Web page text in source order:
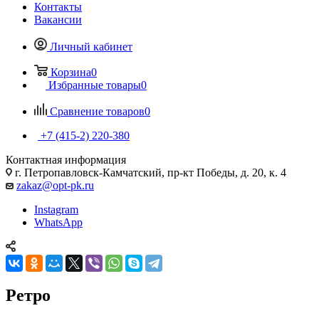
Контакты
Вакансии
Личный кабинет
Корзина0
Избранные товары0
Сравнение товаров0
+7 (415-2) 220-380
Контактная информация
г. Петропавловск-Камчатский, пр-кт Победы, д. 20, к. 4
zakaz@opt-pk.ru
Instagram
WhatsApp
Ретро